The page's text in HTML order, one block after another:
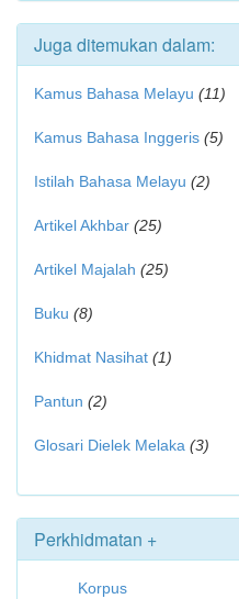
Juga ditemukan dalam:
Kamus Bahasa Melayu (11)
Kamus Bahasa Inggeris (5)
Istilah Bahasa Melayu (2)
Artikel Akhbar (25)
Artikel Majalah (25)
Buku (8)
Khidmat Nasihat (1)
Pantun (2)
Glosari Dielek Melaka (3)
Perkhidmatan +
Korpus